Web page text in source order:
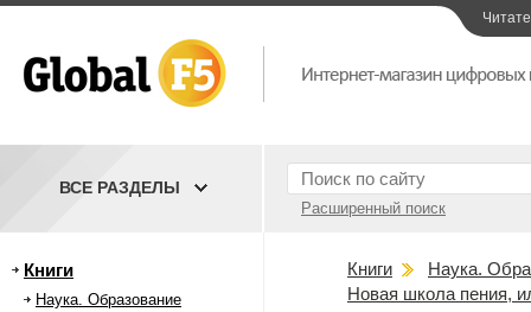
Расширенный поиск
ВСЕ РАЗДЕЛЫ
Книги
Наука. Образование
Книги
Наука.
Новая школа пения,